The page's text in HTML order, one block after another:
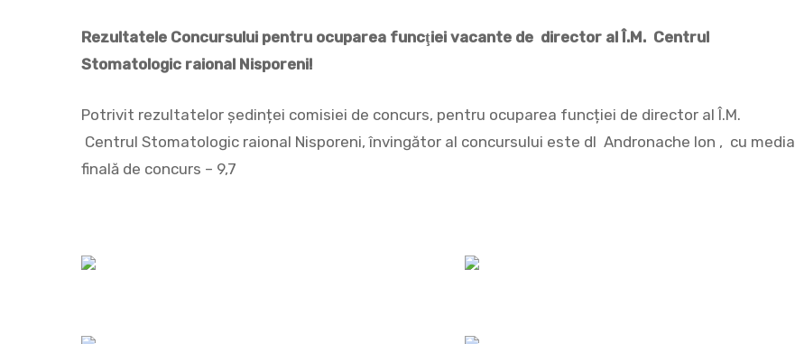
Hit enter to search or ESC to close
Rezultatele Concursului pentru ocuparea funcţiei vacante de director al Î.M. Centrul
Stomatologic raional Nisporeni!
Potrivit rezultatelor ședinței comisiei de concurs, pentru ocuparea funcției de director al Î.M.
Centrul Stomatologic raional Nisporeni, învingător al concursului este dl Andronache Ion , cu media
finală de concurs – 9,7